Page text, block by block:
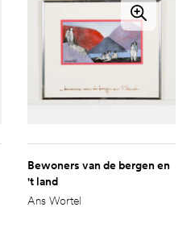
Bewoners van de bergen en
't land
Ans Wortel